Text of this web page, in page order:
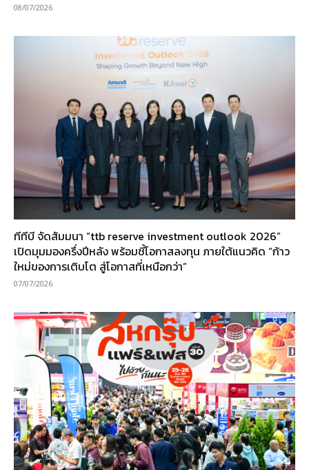
08/07/2026
ทีทีบี จัดสัมมนา “ttb reserve investment outlook 2026”
เปิดมุมมองครึ่งปีหลัง พร้อมชี้โอกาสลงทุน ภายใต้แนวคิด “ก้าว
ใหม่ของการเติบโต สู่โอกาสที่เหนือกว่า”
07/07/2026